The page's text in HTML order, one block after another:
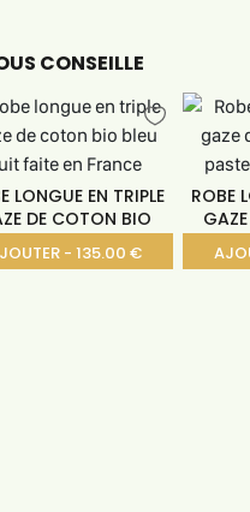
CONSEILLE
LONGUE EN TRIPLE
DE COTON BIO
- 135.00 €
ROBE